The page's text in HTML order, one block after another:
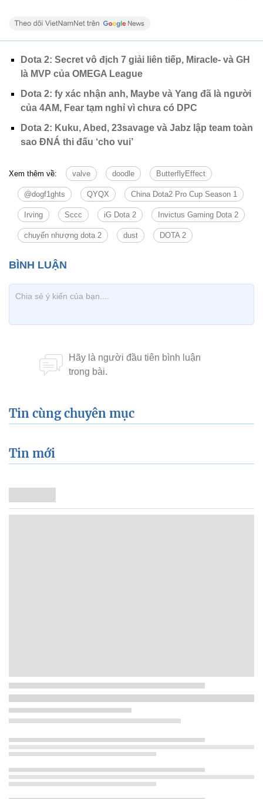
Dota 2: Secret vô địch 7 giải liên tiếp, Miracle- và GH
là MVP của OMEGA League
Dota 2: fy xác nhận anh, Maybe và Yang đã là người
của 4AM, Fear tạm nghỉ vì chưa có DPC
Dota 2: Kuku, Abed, 23savage và Jabz lập team toàn
sao ĐNÁ thi đấu ‘cho vui’
Xem thêm về: valve doodle ButterflyEffect
@dogf1ghts QYQX China Dota2 Pro Cup Season 1
Irving Sccc iG Dota 2 Invictus Gaming Dota 2
chuyển nhượng dota 2 dust DOTA 2
Tin cùng chuyên mục
Tin mới